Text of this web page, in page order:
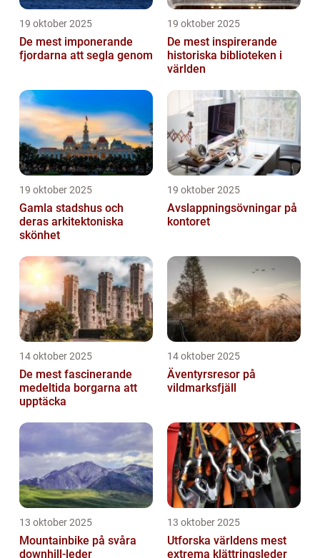
19 oktober 2025
De mest imponerande
fjordarna att segla genom
19 oktober 2025
De mest inspirerande
historiska biblioteken i
världen
19 oktober 2025
Gamla stadshus och
deras arkitektoniska
skönhet
19 oktober 2025
Avslappningsövningar på
kontoret
14 oktober 2025
De mest fascinerande
medeltida borgarna att
upptäcka
14 oktober 2025
Äventyrsresor på
vildmarksfjäll
13 oktober 2025
Mountainbike på svåra
downhill-leder
13 oktober 2025
Utforska världens mest
extrema klättringsleder